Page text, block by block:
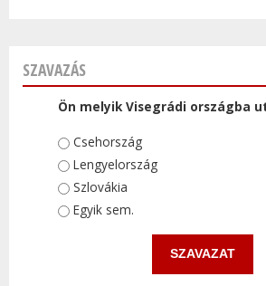
SZAVAZÁS
Ön melyik Visegrádi országba
Választások
Csehország
Lengyelország
Szlovákia
Egyik sem.